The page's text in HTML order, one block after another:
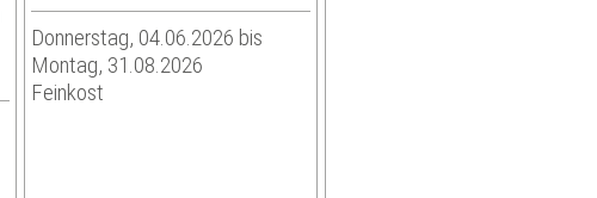
Donnerstag, 04.06.2026 bis
Montag, 31.08.2026
Feinkost